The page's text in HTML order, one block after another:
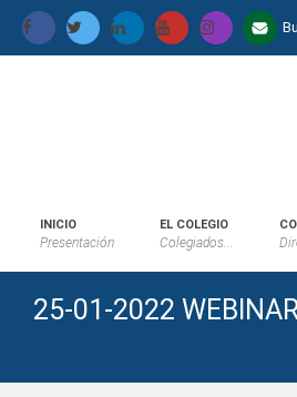
INICIO
Presentación
EL COLEGIO
Colegiados...
25-01-2022